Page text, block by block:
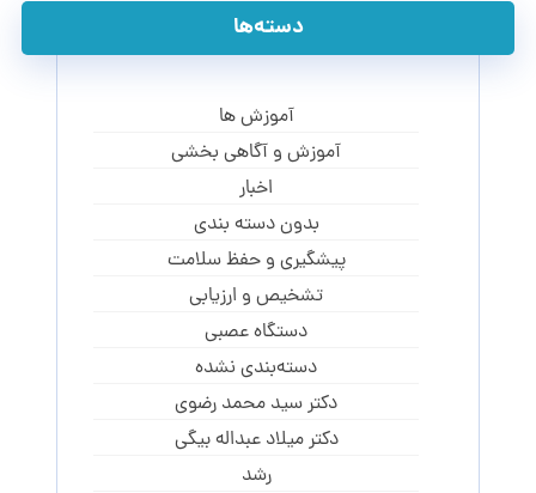
دسته‌ها
آموزش ها
آموزش و آگاهی‌ بخشی
اخبار
بدون دسته بندی
پیشگیری و حفظ سلامت
تشخیص و ارزیابی
دستگاه عصبی
دسته‌بندی نشده
دکتر سید محمد رضوی
دکتر میلاد عبداله بیگی
رشد